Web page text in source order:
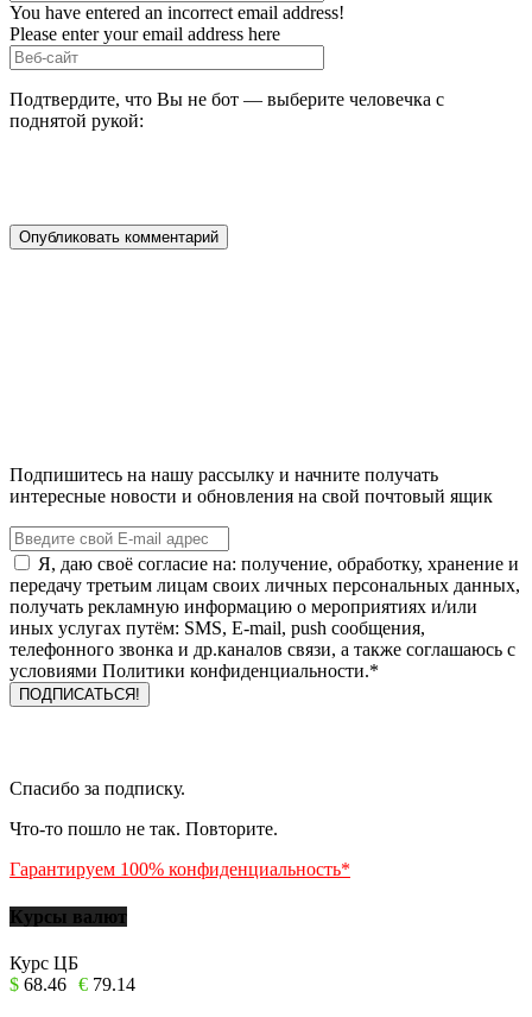
You have entered an incorrect email address!
Please enter your email address here
Подтвердите, что Вы не бот — выберите человечка с
поднятой рукой:
Подпишитесь на нашу рассылку и начните получать
интересные новости и обновления на свой почтовый ящик
Я, даю своё согласие на: получение, обработку, хранение и
передачу третьим лицам своих личных персональных данных,
получать рекламную информацию о мероприятиях и/или
иных услугах путём: SMS, E-mail, push сообщения,
телефонного звонка и др.каналов связи, а также соглашаюсь с
условиями Политики конфиденциальности.*
Спасибо за подписку.
Что-то пошло не так. Повторите.
Гарантируем 100% конфиденциальность*
Курсы валют
Курс ЦБ
$ 68.46 € 79.14